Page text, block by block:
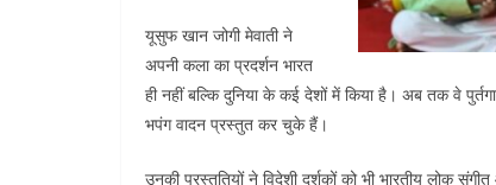
यूसुफ खान जोगी मेवाती ने
अपनी कला का प्रदर्शन भारत
ही नहीं बल्कि दुनिया के कई देशों में किया है। अब तक वे
भपंग वादन प्रस्तुत कर चुके हैं।
उनकी प्रस्तुतियों ने विदेशी दर्शकों को भी भारतीय लोक